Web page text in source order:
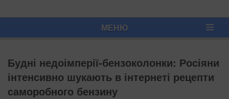
МЕНЮ
Будні недоімперії-бензоколонки: Росіяни
інтенсивно шукають в інтернеті рецепти
саморобного бензину